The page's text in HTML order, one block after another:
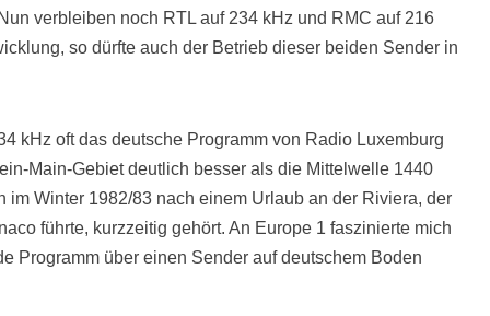
verbleiben noch RTL auf 234 kHz und RMC auf 216
so dürfte auch der Betrieb dieser beiden Sender in
kHz oft das deutsche Programm von Radio Luxemburg
Main-Gebiet deutlich besser als die Mittelwelle 1440
im Winter 1982/83 nach einem Urlaub an der Riviera, der
führte, kurzzeitig gehört. An Europe 1 faszinierte mich
Programm über einen Sender auf deutschem Boden